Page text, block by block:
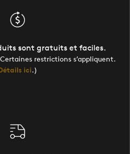
sont gratuits et faciles.
restrictions s’appliquent.
ici.)